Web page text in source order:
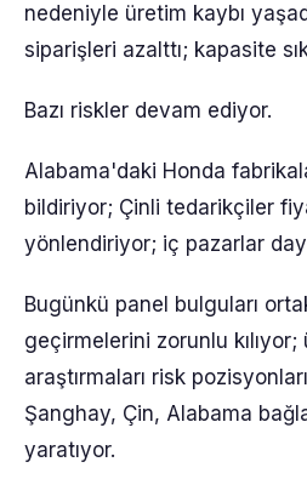
nedeniyle üretim kaybı
siparişleri azalttı; kapasite
Bazı riskler devam ediyor.
Alabama'daki Honda
bildiriyor; Çinli tedarikçiler
yönlendiriyor; iç pazarlar
Bugünkü panel bulguları
geçirmelerini zorunlu
araştırmaları risk
Şanghay, Çin, Alabama
yaratıyor.